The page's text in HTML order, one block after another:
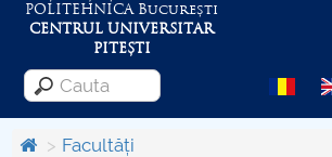
POLITEHNICABucurești
CENTRUL UNIVERSITAR
PITEȘTI
Menu
Facultăți